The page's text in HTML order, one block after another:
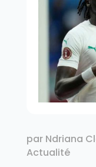
par Ndriana
Actualité